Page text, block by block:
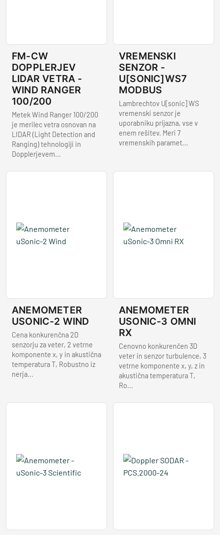
FM-CW
DOPPLERJEV
LIDAR VETRA -
WIND RANGER
100/200
Metek Wind Ranger 100/200
je merilec vetra osnovan na
LIDAR (Light Detection and
Ranging) tehnologiji in
Dopplerjevem...
VREMENSKI
SENZOR -
U[SONIC]WS7
MODBUS
Lambrechtov U[sonic] WS
vremenski senzor je
uporabniku prijazna, vse v
enem rešitev. Meri 7
vremenskih paramet...
ANEMOMETER
USONIC-2 WIND
Cena konkurenčna 2D
senzorju za veter, 2 vetrne
komponente x, y in akustična
temperatura T, Robustno iz
nerja...
ANEMOMETER
USONIC-3 OMNI
RX
Cenovno konkurenčen 3D
veter in senzor turbulence, 3
vetrne komponente x, y, z in
akustična temperatura T,
Ro...